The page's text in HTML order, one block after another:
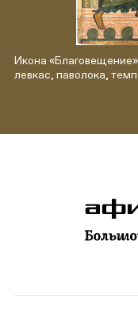
Икона
левкас, паволока,